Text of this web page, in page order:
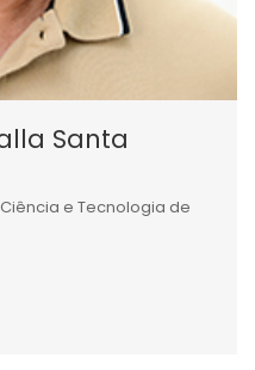
Santa
e Tecnologia de